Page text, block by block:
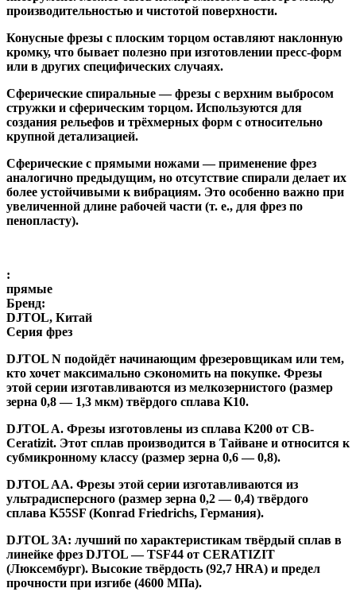
производительностью и чистотой поверхности.
Конусные фрезы с плоским торцом оставляют наклонную
кромку, что бывает полезно при изготовлении пресс-форм
или в других специфических случаях.
Сферические спиральные— фрезы с верхним выбросом
стружки и сферическим торцом. Используются для
создания рельефов и трёхмерных форм с относительно
крупной детализацией.
Сферические с прямыми ножами— применение фрез
аналогично предыдущим, но отсутствие спирали делает их
более устойчивыми к вибрациям. Это особенно важно при
увеличенной длине рабочей части (т. е., для фрез по
пенопласту).
:
прямые
Бренд:
DJTOL, Китай
Серия фрез
DJTOL N подойдёт начинающим фрезеровщикам или тем,
кто хочет максимально сэкономить на покупке. Фрезы
этой серии изготавливаются из мелкозернистого (размер
зерна 0,8 — 1,3 мкм) твёрдого сплава K10.
DJTOL A. Фрезы изготовлены из сплава K200 от CB-
Ceratizit. Этот сплав производится в Тайване и относится к
субмикронному классу (размер зерна 0,6 — 0,8).
DJTOL AA. Фрезы этой серии изготавливаются из
ультрадисперсного (размер зерна 0,2 — 0,4) твёрдого
сплава K55SF (Konrad Friedrichs, Германия).
DJTOL 3A: лучший по характеристикам твёрдый сплав в
линейке фрез DJTOL — TSF44 от CERATIZIT
(Люксембург). Высокие твёрдость (92,7 HRA) и предел
прочности при изгибе (4600 МПа).